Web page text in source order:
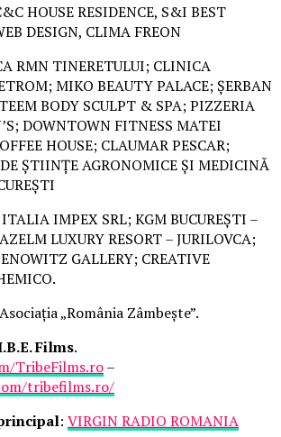
HOUSE RESIDENCE, S&I BEST
DESIGN, CLIMA FREON
RMN TINERETULUI; CLINICA
MIKO BEAUTY PALACE; ȘERBAN
BODY SCULPT & SPA; PIZZERIA
DOWNTOWN FITNESS MATEI
HOUSE; CLAUMAR PESCAR;
ȘTIINȚE AGRONOMICE ȘI MEDICINĂ
IMPEX SRL; KGM BUCUREȘTI –
LUXURY RESORT – JURILOVCA;
GALLERY; CREATIVE
„România Zâmbește”.
Films.
TribeFilms.ro–
tribefilms.ro/
: VIRGIN RADIO ROMANIA